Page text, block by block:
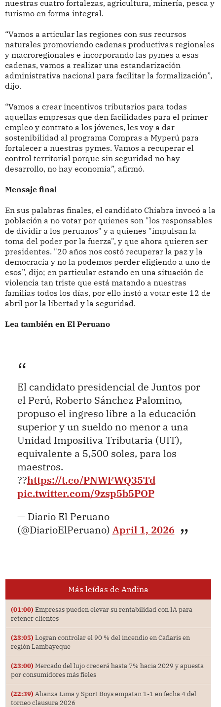
nuestras cuatro fortalezas, agricultura, minería, pesca y
turismo en forma integral.
“Vamos a articular las regiones con sus recursos
naturales promoviendo cadenas productivas regionales
y macroregionales e incorporando las pymes a esas
cadenas, vamos a realizar una estandarización
administrativa nacional para facilitar la formalización”,
dijo.
“Vamos a crear incentivos tributarios para todas
aquellas empresas que den facilidades para el primer
empleo y contrato a los jóvenes, les voy a dar
sostenibilidad al programa Compras a Myperú para
fortalecer a nuestras pymes. Vamos a recuperar el
control territorial porque sin seguridad no hay
desarrollo, no hay economía”, afirmó.
Mensaje final
En sus palabras finales, el candidato Chiabra invocó a la
población a no votar por quienes son "los responsables
de dividir a los peruanos" y a quienes "impulsan la
toma del poder por la fuerza", y que ahora quieren ser
presidentes. "20 años nos costó recuperar la paz y la
democracia y no la podemos perder eligiendo a uno de
esos”, dijo; en particular estando en una situación de
violencia tan triste que está matando a nuestras
familias todos los días, por ello instó a votar este 12 de
abril por la libertad y la seguridad.
Lea también en El Peruano
El candidato presidencial de Juntos por
el Perú, Roberto Sánchez Palomino,
propuso el ingreso libre a la educación
superior y un sueldo no menor a una
Unidad Impositiva Tributaria (UIT),
equivalente a 5,500 soles, para los
maestros.
??https://t.co/PNWFWQ35Td
pic.twitter.com/9zsp5b5POP
— Diario El Peruano
(@DiarioElPeruano) April 1, 2026
Más leídas de Andina
(01:00) Empresas pueden elevar su rentabilidad con IA para
retener clientes
(23:05) Logran controlar el 90 % del incendio en Cañaris en
región Lambayeque
(23:00) Mercado del lujo crecerá hasta 7% hacia 2029 y apuesta
por consumidores más fieles
(22:39) Alianza Lima y Sport Boys empatan 1-1 en fecha 4 del
torneo clausura 2026